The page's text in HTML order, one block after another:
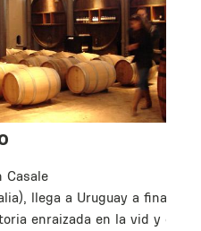
Casale
llega a Uruguay a finales
enraizada en la vid y el